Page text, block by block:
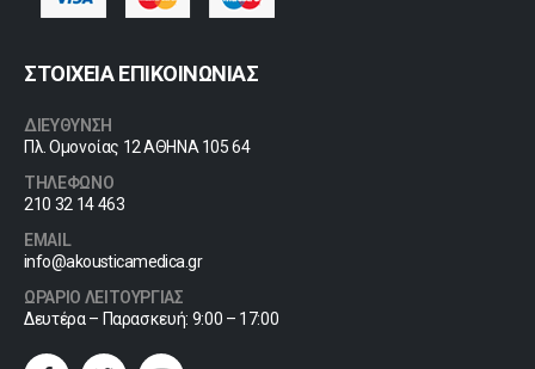
ΣΤΟΙΧΕΙΑ ΕΠΙΚΟΙΝΩΝΙΑΣ
ΔΙΕΥΘΥΝΣΗ
Πλ. Ομονοίας 12 ΑΘΗΝΑ 105 64
ΤΗΛΕΦΩΝΟ
210 32 14 463
EMAIL
info@akousticamedica.gr
ΩΡΑΡΙΟ ΛΕΙΤΟΥΡΓΙΑΣ
Δευτέρα – Παρασκευή: 9:00 – 17:00